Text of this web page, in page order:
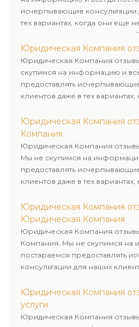
исчерпывающие консультации
тех вариантах, когда они еще
юридическими услугами
Юридическая Компания
Юридическая Компания
скупимся на информацию и
предоставлять
клиентов даже в тех
пользовались юридическими
Юридическая Компания
Компания
Юридическая Компания
Мы не скупимся на
предоставлять
клиентов даже в тех
пользовались юридическими
Юридическая Компания
Юридическая Компания
Юридическая Компания
Компания. Мы не скупимся на
постараемся предоставлять
консультации для наших
нашей компании.
Юридическая Компания
услуги
Юридическая Компания